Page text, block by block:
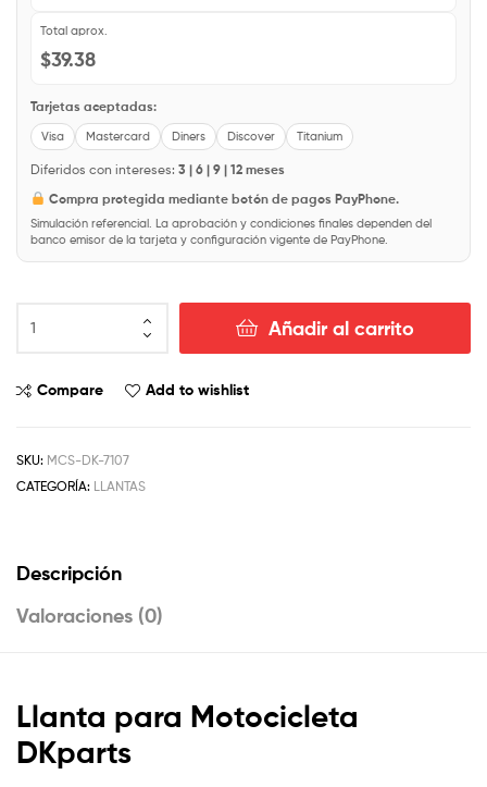
Total aprox.
$39.38
Tarjetas aceptadas:
Visa Mastercard Diners Discover Titanium
Diferidos con intereses: 3 | 6 | 9 | 12 meses
Compra protegida mediante botón de pagos PayPhone.
Simulación referencial. La aprobación y condiciones finales dependen del
banco emisor de la tarjeta y configuración vigente de PayPhone.
Añadir al carrito
Compare Add to wishlist
SKU: MCS-DK-7107
CATEGORÍA: LLANTAS
Descripción
Valoraciones (0)
Llanta para Motocicleta
DKparts